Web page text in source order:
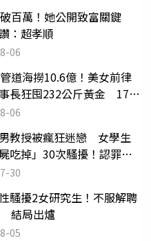
百萬！她公開致富關鍵
：超孝順
06
道海撈10.6億！美女前律
長狂囤232公斤黃金 17人
06
教授被瘋狂迷戀 女學生
吃掉」30次騷擾！認罪免
30
騷擾2女研究生！不服解聘
結局出爐
05